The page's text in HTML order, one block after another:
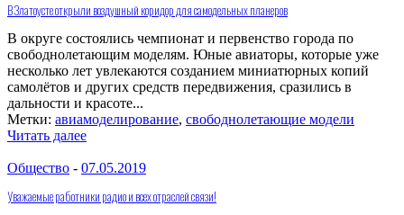
В Златоусте открыли воздушный коридор для самодельных планеров
В округе состоялись чемпионат и первенство города по
свободнолетающим моделям. Юные авиаторы, которые уже
несколько лет увлекаются созданием миниатюрных копий
самолётов и других средств передвижения, сразились в
дальности и красоте...
Метки: авиамоделирование, свободнолетающие модели
Читать далее
Общество - 07.05.2019
Уважаемые работники радио и всех отраслей связи!